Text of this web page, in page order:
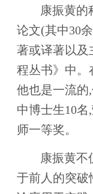
康振黄的
论文(其中30
著或译著以及
程丛书》中。
他也是一流的
中博士生10
师一等奖。
康振黄不
于前人的突破